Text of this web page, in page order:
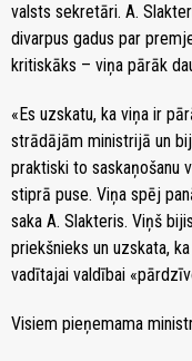
valsts sekretāri. A.
divarpus gadus par
kritiskāks – viņa pārāk
«Es uzskatu, ka viņa ir
strādājām ministrijā un
praktiski to saskaņošanu
stiprā puse. Viņa spēj
saka A. Slakteris. Viņš
priekšnieks un uzskata,
vadītajai valdībai
Visiem pieņemama